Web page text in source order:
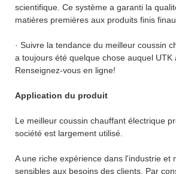
scientifique. Ce système a garanti la
matières premières aux produits finis
· Suivre la tendance du meilleur coussin
a toujours été quelque chose auquel UTK
Renseignez-vous en ligne!
Application du produit
Le meilleur coussin chauffant électrique
société est largement utilisé.
A une riche expérience dans l'industrie et
sensibles aux besoins des clients. Par